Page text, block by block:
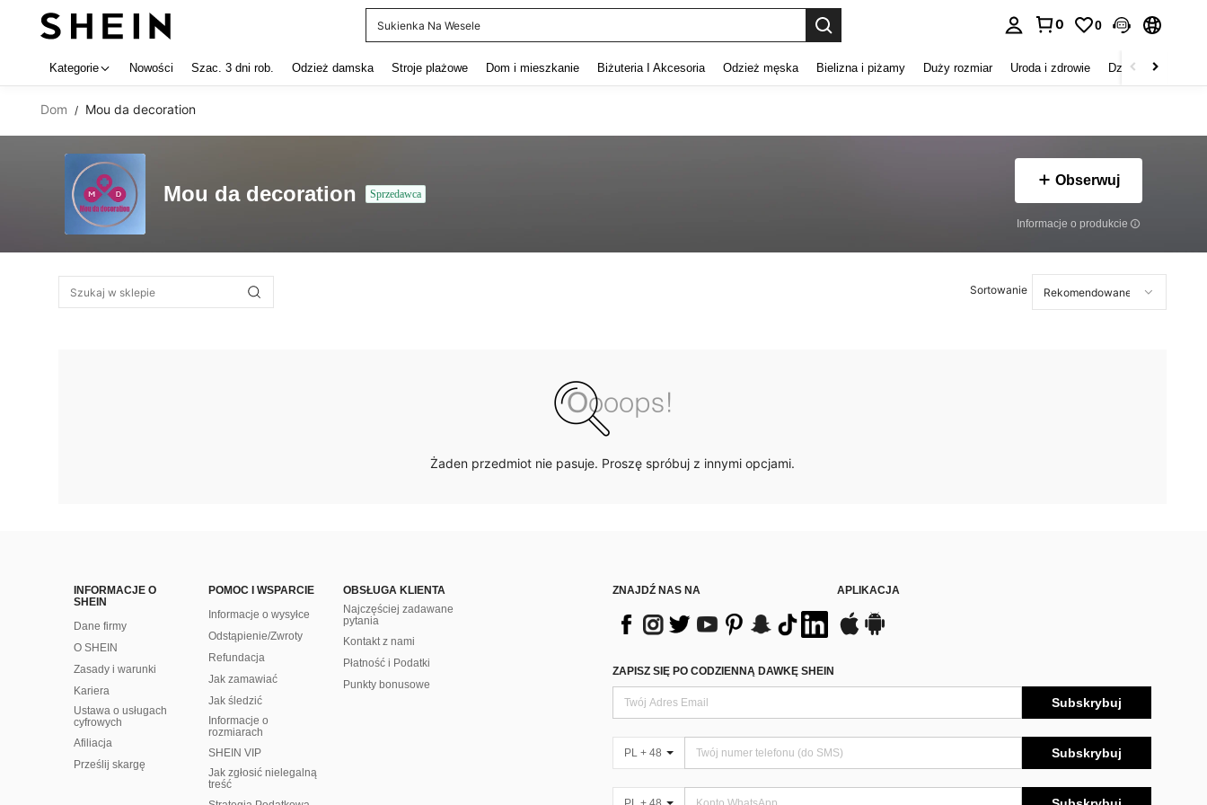
Sukienka Na Wesele
0 0
Kategorie Nowości Szac. 3 dni rob. Odzież damska Stroje plażowe Dom i mieszkanie Biżuteria I Akcesoria Odzież męska Bielizna i piżamy Duży rozmiar Uroda i zdrowie Dzieci
Dom / Mou da decoration
Mou da decoration Sprzedawca
Obserwuj
Informacje o produkcie
Sortowanie
Żaden przedmiot nie pasuje. Proszę spróbuj z innymi opcjami.
INFORMACJE O
SHEIN
Dane firmy
O SHEIN
Zasady i warunki
Kariera
Ustawa o usługach
cyfrowych
Afiliacja
Prześlij skargę
POMOC I WSPARCIE
Informacje o wysyłce
Odstąpienie/Zwroty
Refundacja
Jak zamawiać
Jak śledzić
Informacje o
rozmiarach
SHEIN VIP
Jak zgłosić nielegalną
treść
OBSŁUGA KLIENTA
Najczęściej zadawane
pytania
Kontakt z nami
Płatność i Podatki
Punkty bonusowe
ZNAJDŹ NAS NA APLIKACJA
ZAPISZ SIĘ PO CODZIENNĄ DAWKĘ SHEIN
Subskrybuj
PL + 48 Subskrybuj